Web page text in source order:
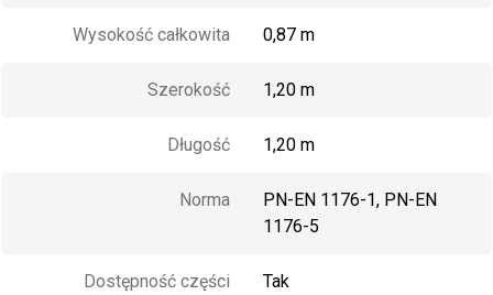
Wysokość całkowita 0,87 m
Szerokość 1,20 m
Długość 1,20 m
Norma
PN-EN 1176-1, PN-EN
1176-5
Dostępność części
Tak